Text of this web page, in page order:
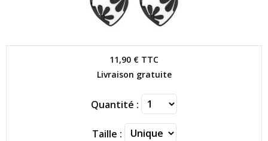
11,90 € TTC
Livraison gratuite
Quantité :
Taille :